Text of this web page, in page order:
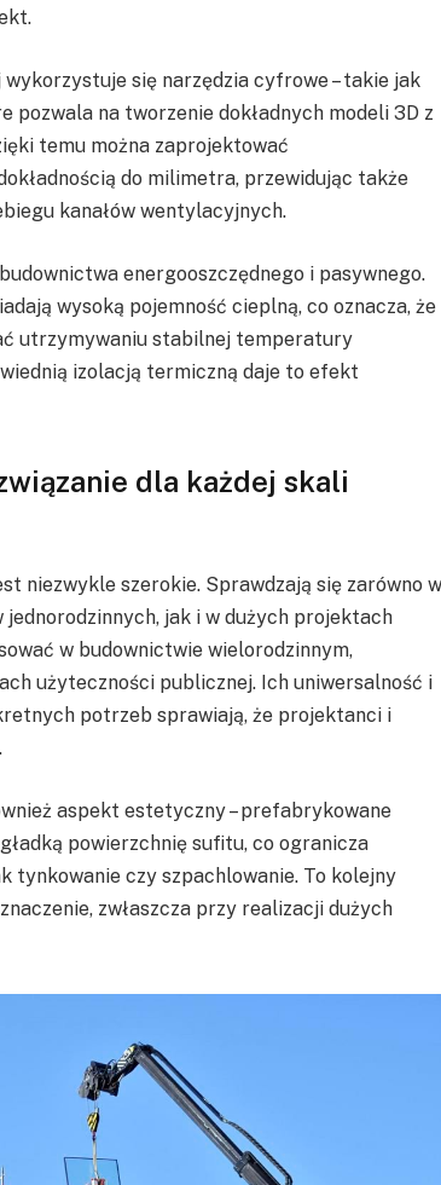
się narzędzia cyfrowe – takie jak
pozwala na tworzenie dokładnych modeli 3D z
temu można zaprojektować
do milimetra, przewidując także
kanałów wentylacyjnych.
energooszczędnego i pasywnego.
wysoką pojemność cieplną, co oznacza, że
utrzymywaniu stabilnej temperatury
izolacją termiczną daje to efekt
dla każdej skali
niezwykle szerokie. Sprawdzają się zarówno w
jak i w dużych projektach
w budownictwie wielorodzinnym,
użyteczności publicznej. Ich uniwersalność i
potrzeb sprawiają, że projektanci i
aspekt estetyczny – prefabrykowane
powierzchnię sufitu, co ogranicza
tynkowanie czy szpachlowanie. To kolejny
zwłaszcza przy realizacji dużych